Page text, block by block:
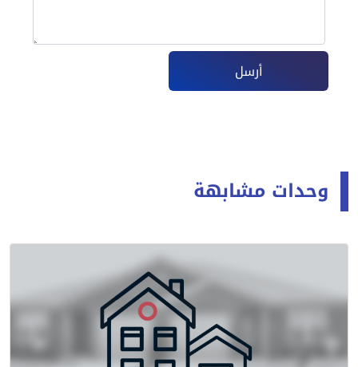
أرسل
وحدات مشابهة